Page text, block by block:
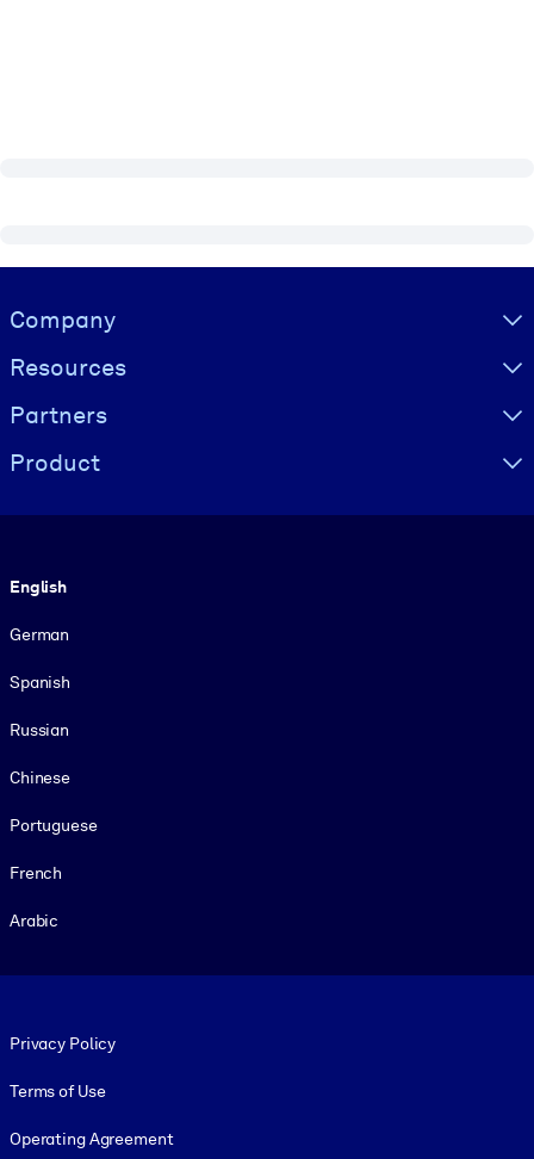
Visually hidden Text
Company
Resources
Partners
Product
English
German
Spanish
Russian
Chinese
Portuguese
French
Arabic
Privacy Policy
Terms of Use
Operating Agreement